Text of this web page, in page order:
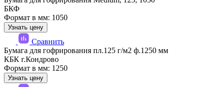
БКФ
Формат в мм: 1050
Узнать цену
Сравнить
Бумага для гофрирования пл.125 г/м2 ф.1250 мм
КБК г.Кондрово
Формат в мм: 1250
Узнать цену